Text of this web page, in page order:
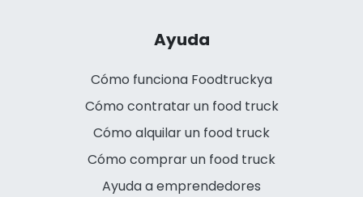
Ayuda
Cómo funciona Foodtruckya
Cómo contratar un food truck
Cómo alquilar un food truck
Cómo comprar un food truck
Ayuda a emprendedores